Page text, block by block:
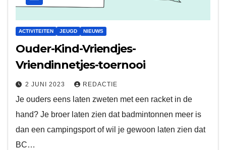
ACTIVITEITEN JEUGD NIEUWS
Ouder-Kind-Vriendjes-
Vriendinnetjes-toernooi
2 JUNI 2023 REDACTIE
Je ouders eens laten zweten met een racket in de
hand? Je broer laten zien dat badmintonnen meer is
dan een campingsport of wil je gewoon laten zien dat
BC…